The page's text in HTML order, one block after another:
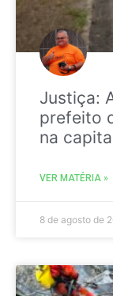
Justiça:
prefeito
na
VER MATÉRIA »
8 de agosto de